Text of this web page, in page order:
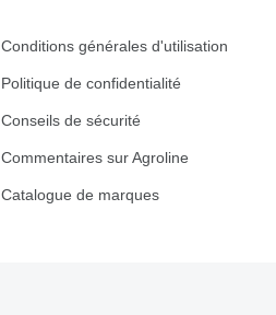
Conditions générales d'utilisation
Politique de confidentialité
Conseils de sécurité
Commentaires sur Agroline
Catalogue de marques